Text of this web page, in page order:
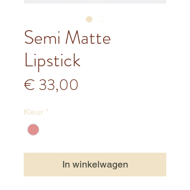
Semi Matte
Lipstick
€ 33,00
Kleur *
In winkelwagen